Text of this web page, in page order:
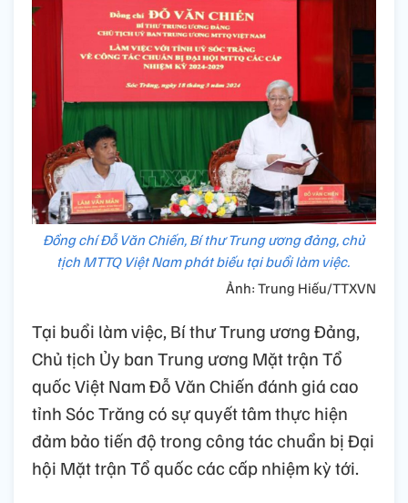
Đồng chí Đỗ Văn Chiến, Bí thư Trung ương đảng, chủ
tịch MTTQ Việt Nam phát biếu tại buổi làm việc.
Ảnh: Trung Hiếu/TTXVN
Tại buổi làm việc, Bí thư Trung ương Đảng,
Chủ tịch Ủy ban Trung ương Mặt trận Tổ
quốc Việt Nam Đỗ Văn Chiến đánh giá cao
tỉnh Sóc Trăng có sự quyết tâm thực hiện
đảm bảo tiến độ trong công tác chuẩn bị Đại
hội Mặt trận Tổ quốc các cấp nhiệm kỳ tới.